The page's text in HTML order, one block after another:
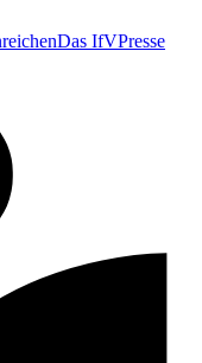
Das IfVPresse